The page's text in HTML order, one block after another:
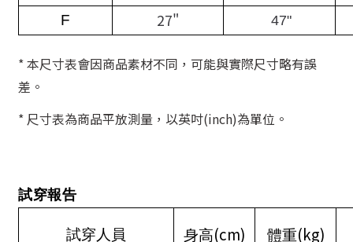
F
27" 47"
* 本尺寸表會因商品素材不同，可能與實際尺寸略有誤
差。
* 尺寸表為商品平放測量，以英吋(inch)為單位。
試穿報告
試穿人員 身高(cm) 體重(kg)